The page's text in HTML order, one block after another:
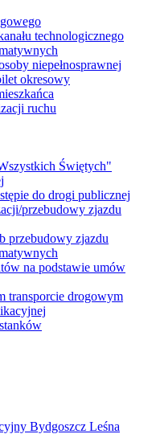
technologicznego
niepełnosprawnej
okresowy
ruchu
Świętych"
do drogi publicznej
przebudowy zjazdu
przebudowy zjazdu
na podstawie umów
transporcie drogowym
Bydgoszcz Leśna